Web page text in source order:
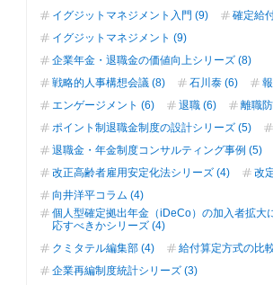
イグジットマネジメント入門 (9)
確定給
イグジットマネジメント (9)
企業年金・退職金の価値向上シリーズ (8)
戦略的人事構想会議 (8)
石川泰 (6)
エンゲージメント (6)
退職 (6)
離職
ポイント制退職金制度の設計シリーズ (5)
退職金・年金制度コンサルティング事例 (5)
改正高齢者雇用安定化法シリーズ (4)
改
向井洋平コラム (4)
個人型確定拠出年金（iDeCo）の加入者拡大
応すべきかシリーズ (4)
クミタテル編集部 (4)
給付算定方式の比
企業再編制度統計シリーズ (3)